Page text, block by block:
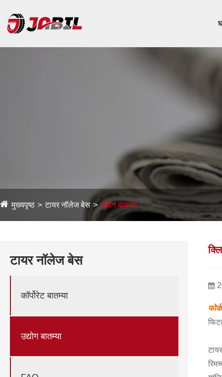
मुख्यपृष्ठ टायर नॉलेज बेस उद्योग बातम्या
टायर नॉलेज बेस
कॉर्पोरेट बातम्या
उद्योग बातम्या